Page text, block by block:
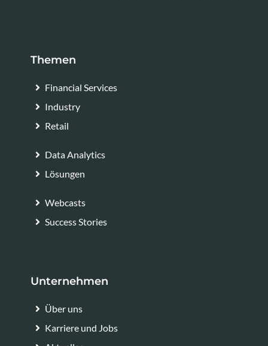
Themen
Financial Services
Industry
Retail
Data Analytics
Lösungen
Webcasts
Success Stories
Unternehmen
Über uns
Karriere und Jobs